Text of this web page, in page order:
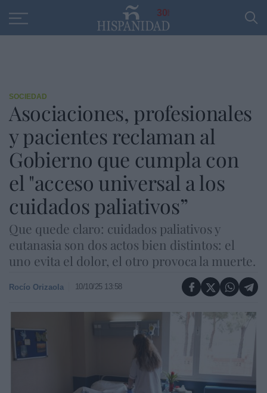
30
SOCIEDAD
Asociaciones, profesionales
y pacientes reclaman al
Gobierno que cumpla con
el "acceso universal a los
cuidados paliativos”
Que quede claro: cuidados paliativos y
eutanasia son dos actos bien distintos: el
uno evita el dolor, el otro provoca la muerte.
Rocío Orizaola 10/10/25 13:58